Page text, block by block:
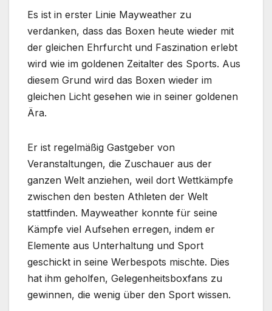
Es ist in erster Linie Mayweather zu
verdanken, dass das Boxen heute wieder mit
der gleichen Ehrfurcht und Faszination erlebt
wird wie im goldenen Zeitalter des Sports. Aus
diesem Grund wird das Boxen wieder im
gleichen Licht gesehen wie in seiner goldenen
Ära.
Er ist regelmäßig Gastgeber von
Veranstaltungen, die Zuschauer aus der
ganzen Welt anziehen, weil dort Wettkämpfe
zwischen den besten Athleten der Welt
stattfinden. Mayweather konnte für seine
Kämpfe viel Aufsehen erregen, indem er
Elemente aus Unterhaltung und Sport
geschickt in seine Werbespots mischte. Dies
hat ihm geholfen, Gelegenheitsboxfans zu
gewinnen, die wenig über den Sport wissen.